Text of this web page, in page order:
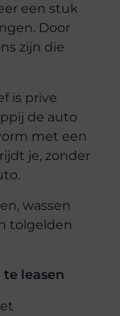
een stuk
Door
zijn die
is prive
de auto
met een
je, zonder
wassen
tolgelden
leasen